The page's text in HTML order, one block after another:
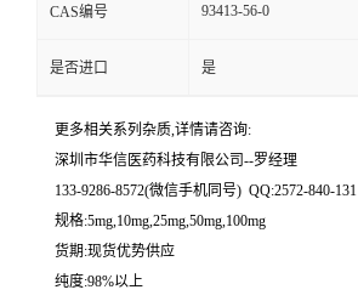
CAS编号 93413-56-0
是否进口 是
更多相关系列杂质,详情请咨询:
深圳市华信医药科技有限公司--罗经理
133-9286-8572(微信手机同号) QQ:2572-840-131
规格:5mg,10mg,25mg,50mg,100mg
货期:现货优势供应
纯度:98%以上